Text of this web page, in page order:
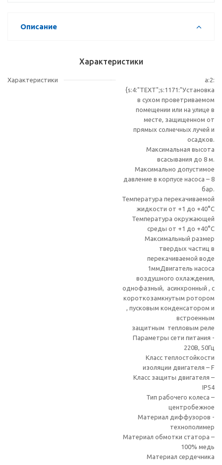
Описание
Характеристики
Характеристики
a:2:
{s:4:"TEXT";s:1171:"Установка
в сухом проветриваемом
помещении или на улице в
месте, защищенном от
прямых солнечных лучей и
осадков.
Максимальная высота
всасывания до 8 м.
Максимально допустимое
давление в корпусе насоса – 8
бар.
Температура перекачиваемой
жидкости от +1 до +40°С
Температура окружающей
среды от +1 до +40°С
Максимальный размер
твердых частиц в
перекачиваемой воде
1ммДвигатель насоса
воздушного охлаждения,
однофазный, асинхронный , с
короткозамкнутым ротором
, пусковым конденсатором и
встроенным
защитным тепловым реле
Параметры сети питания -
220В, 50Гц
Класс теплостойкости
изоляции двигателя – F
Класс защиты двигателя –
IP54
Тип рабочего колеса –
центробежное
Материал диффузоров -
технополимер
Материал обмотки статора –
100% медь
Материал сердечника